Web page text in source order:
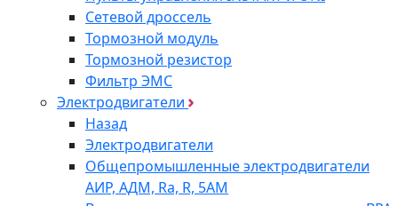
Сетевой дроссель
Тормозной модуль
Тормозной резистор
Фильтр ЭМС
Электродвигатели
Назад
Электродвигатели
Общепромышленные электродвигатели
АИР, АДМ, Ra, R, 5AM